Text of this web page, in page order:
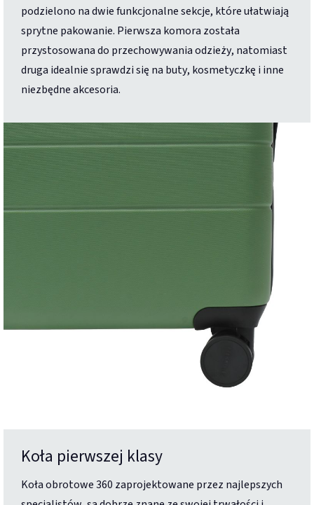
podzielono na dwie funkcjonalne sekcje, które ułatwiają
sprytne pakowanie. Pierwsza komora została
przystosowana do przechowywania odzieży, natomiast
druga idealnie sprawdzi się na buty, kosmetyczkę i inne
niezbędne akcesoria.
Koła pierwszej klasy
Koła obrotowe 360 zaprojektowane przez najlepszych